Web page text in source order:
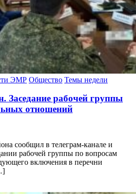
ЭМР Общество Темы недели
Заседание рабочей группы
отношений
сообщил в телеграм-канале и
рабочей группы по вопросам
включения в перечни